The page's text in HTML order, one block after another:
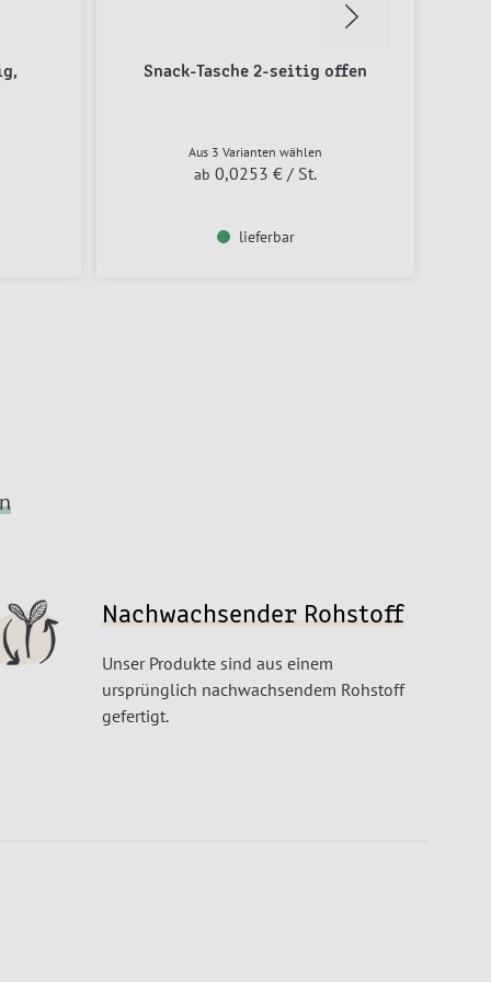
Snack-Tasche 2-seitig offen
Aus 3 Varianten wählen
ab 0,0253 € / St.
lieferbar
Nachwachsender Rohstoff
Unser Produkte sind aus einem
ursprünglich nachwachsendem Rohstoff
gefertigt.